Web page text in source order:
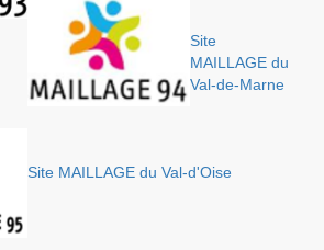
Site
MAILLAGE du
Val-de-Marne
Site MAILLAGE du Val-d'Oise